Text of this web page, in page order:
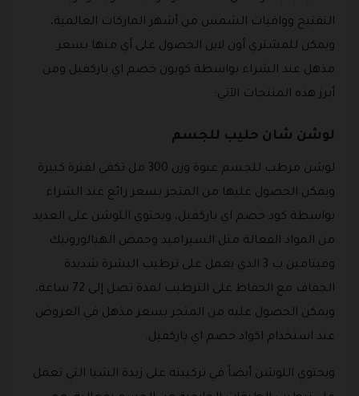
التفتيح وواقيات الشمس من أشهر الماركات العالمية،
ويمكن للمشتري أون لاين الحصول على أي منها بسعر
مذهل عند الشراء بواسطة كوبون خصم اي باركفيل ومن
أبرز هذه المنتجات الآتي:
لوشن شان حليب للجسم
لوشن مرطب للجسم عبوة وزن 300 مل تكفي لفترة كبيرة
ويمكن الحصول عليها من المتجر بسعر رائع عند الشراء
بواسطة كود خصم اي باركفيل، ويحتوي اللوشن على العديد
من المواد الفعالة مثل السيراميد وحمض الهيالورونيك
وفيتامين ب 3 الذي يعمل على ترطيب البشرة شديدة
الجفاف مع الحفاظ على الترطيب لمدة تصل إلى 72 ساعة،
ويمكن الحصول عليه من المتجر بسعر مذهل في العروض
عند استخدام اكواد خصم اي باركفيل.
ويحتوي اللوشن أيضاً في تركيبته على زبدة الشيا التي تعمل